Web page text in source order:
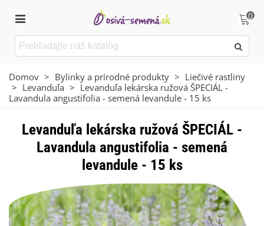
0
Domov > Bylinky a prírodné produkty > Liečivé rastliny
> Levanduľa > Levanduľa lekárska ružová ŠPECIÁL -
Lavandula angustifolia - semená levandule - 15 ks
Levanduľa lekárska ružová ŠPECIÁL -
Lavandula angustifolia - semená
levandule - 15 ks